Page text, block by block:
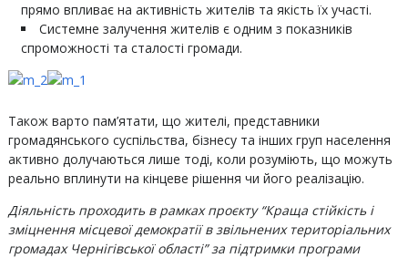
прямо впливає на активність жителів та якість їх участі.
Системне залучення жителів є одним з показників
спроможності та сталості громади.
Також варто пам’ятати, що жителі, представники
громадянського суспільства, бізнесу та інших груп населення
активно долучаються лише тоді, коли розуміють, що можуть
реально вплинути на кінцеве рішення чи його реалізацію.
Діяльність проходить в рамках проєкту “Краща стійкість і
зміцнення місцевої демократії в звільнених територіальних
громадах Чернігівської області” за підтримки програми